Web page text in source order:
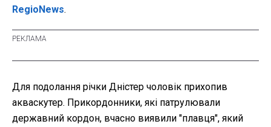
RegioNews.
Для подолання річки Дністер чоловік прихопив
акваскутер. Прикордонники, які патрулювали
державний кордон, вчасно виявили "плавця", який